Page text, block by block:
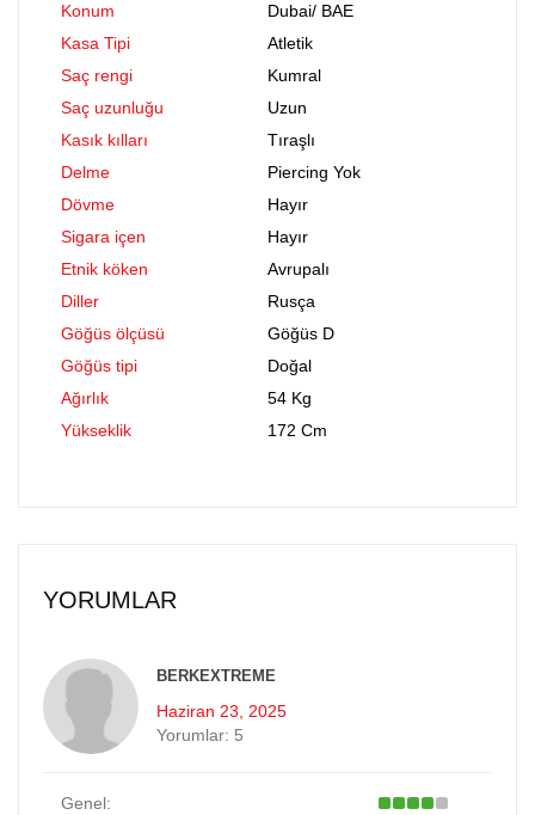
Konum
Dubai/ BAE
Kasa Tipi
Atletik
Saç rengi
Kumral
Saç uzunluğu
Uzun
Kasık kılları
Tıraşlı
Delme
Piercing Yok
Dövme
Hayır
Sigara içen
Hayır
Etnik köken
Avrupalı
Diller
Rusça
Göğüs ölçüsü
Göğüs D
Göğüs tipi
Doğal
Ağırlık
54 Kg
Yükseklik
172 Cm
YORUMLAR
BERKEXTREME
Haziran 23, 2025
Yorumlar: 5
Genel: